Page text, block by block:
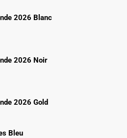
2026 Blanc
2026 Noir
2026 Gold
Bleu